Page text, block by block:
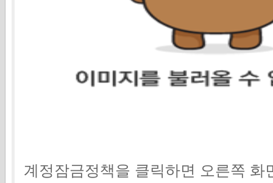
계정잠금정책을 클릭하면 오른쪽